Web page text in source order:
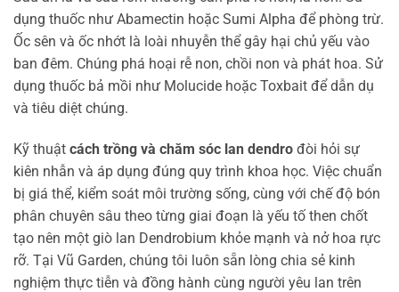
dụng thuốc như Abamectin hoặc Sumi Alpha để phòng trừ.
Ốc sên và ốc nhớt là loài nhuyễn thể gây hại chủ yếu vào
ban đêm. Chúng phá hoại rễ non, chồi non và phát hoa. Sử
dụng thuốc bả mồi như Molucide hoặc Toxbait để dẫn dụ
và tiêu diệt chúng.
Kỹ thuật cách trồng và chăm sóc lan dendro đòi hỏi sự
kiên nhẫn và áp dụng đúng quy trình khoa học. Việc chuẩn
bị giá thể, kiểm soát môi trường sống, cùng với chế độ bón
phân chuyên sâu theo từng giai đoạn là yếu tố then chốt
tạo nên một giò lan Dendrobium khỏe mạnh và nở hoa rực
rỡ. Tại Vũ Garden, chúng tôi luôn sẵn lòng chia sẻ kinh
nghiệm thực tiễn và đồng hành cùng người yêu lan trên